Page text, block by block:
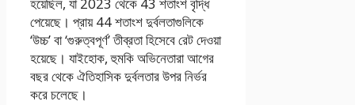
হয়েছিল, যা 2023 থেকে 43 শতাংশ বৃদ্ধি
পেয়েছে। প্রায় 44 শতাংশ দুর্বলতাগুলিকে
‘উচ্চ’ বা ‘গুরুত্বপূর্ণ’ তীব্রতা হিসেবে রেট দেওয়া
হয়েছে। যাইহোক, হুমকি অভিনেতারা আগের
বছর থেকে ঐতিহাসিক দুর্বলতার উপর নির্ভর
করে চলেছে।